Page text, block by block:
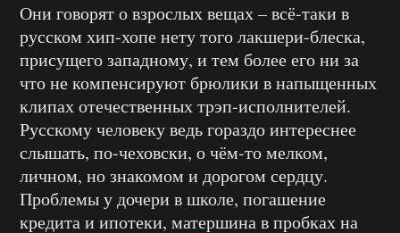
Они говорят о взрослых вещах – всё-таки в
русском хип-хопе нету того лакшери-блеска,
присущего западному, и тем более его ни за
что не компенсируют брюлики в напыщенных
клипах отечественных трэп-исполнителей.
Русскому человеку ведь гораздо интереснее
слышать, по-чеховски, о чём-то мелком,
личном, но знакомом и дорогом сердцу.
Проблемы у дочери в школе, погашение
кредита и ипотеки, матершина в пробках на